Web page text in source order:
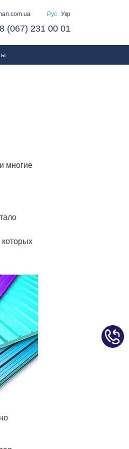
Рус Укр
(067) 231 00 01
многие
которых